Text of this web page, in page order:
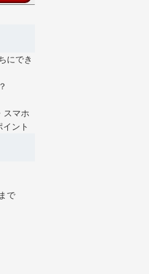
にでき
スマホ
ント
で